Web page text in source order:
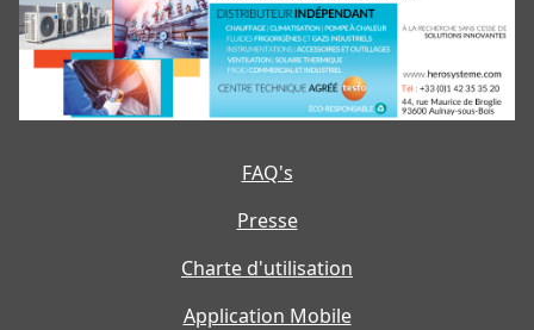
FAQ's
Presse
Charte d'utilisation
Application Mobile